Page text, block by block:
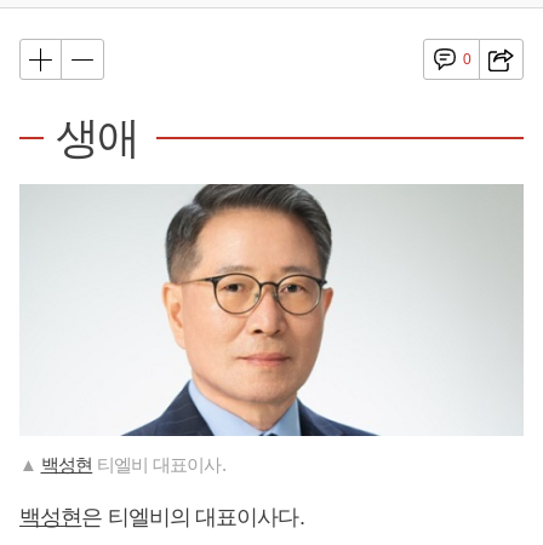
0
생애
▲ 백성현 티엘비 대표이사.
백성현은 티엘비의 대표이사다.